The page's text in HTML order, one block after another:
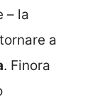
– la
a
. Finora